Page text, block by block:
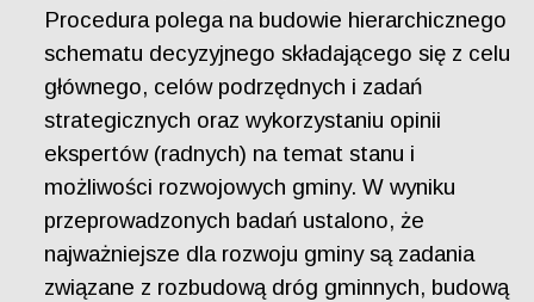
Procedura polega na budowie hierarchicznego
schematu decyzyjnego składającego się z celu
głównego, celów podrzędnych i zadań
strategicznych oraz wykorzystaniu opinii
ekspertów (radnych) na temat stanu i
możliwości rozwojowych gminy. W wyniku
przeprowadzonych badań ustalono, że
najważniejsze dla rozwoju gminy są zadania
związane z rozbudową dróg gminnych, budową